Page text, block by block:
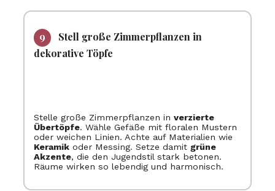
Stell große Zimmerpflanzen in
dekorative Töpfe
Stelle große Zimmerpflanzen in verzierte
Übertöpfe. Wähle Gefäße mit floralen Mustern
oder weichen Linien. Achte auf Materialien wie
Keramikoder Messing. Setze damit grüne
Akzente, die den Jugendstil stark betonen.
Räume wirken so lebendig und harmonisch.